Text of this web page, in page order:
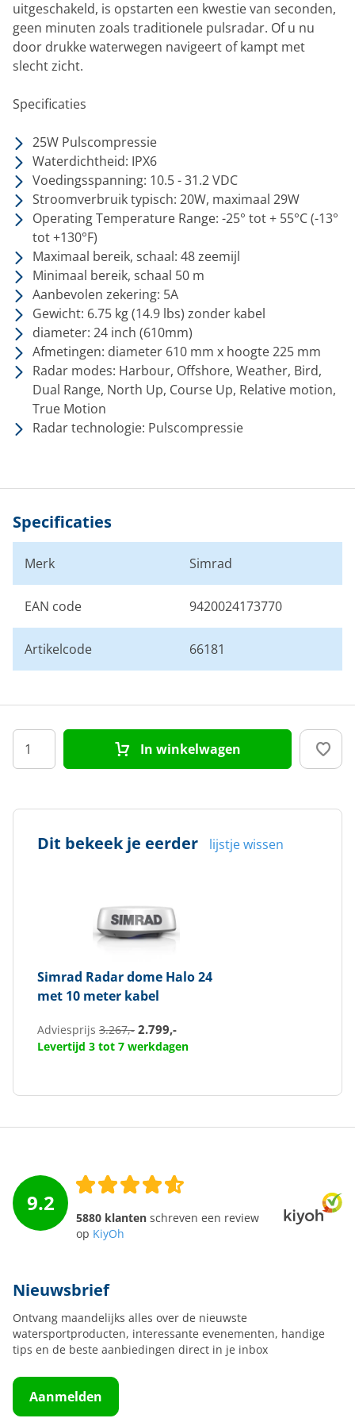
uitgeschakeld, is opstarten een kwestie van seconden,
geen minuten zoals traditionele pulsradar. Of u nu
door drukke waterwegen navigeert of kampt met
slecht zicht.
Specificaties
25W Pulscompressie
Waterdichtheid: IPX6
Voedingsspanning: 10.5 - 31.2 VDC
Stroomverbruik typisch: 20W, maximaal 29W
Operating Temperature Range: -25° tot + 55°C (-13°
tot +130°F)
Maximaal bereik, schaal: 48 zeemijl
Minimaal bereik, schaal 50 m
Aanbevolen zekering: 5A
Gewicht: 6.75 kg (14.9 lbs) zonder kabel
diameter: 24 inch (610mm)
Afmetingen: diameter 610 mm x hoogte 225 mm
Radar modes: Harbour, Offshore, Weather, Bird,
Dual Range, North Up, Course Up, Relative motion,
True Motion
Radar technologie: Pulscompressie
Specificaties
Merk Simrad
EAN code 9420024173770
Artikelcode 66181
In winkelwagen
Dit bekeek je eerder lijstje wissen
Simrad Radar dome Halo 24
met 10 meter kabel
Adviesprijs 3.267,- 2.799,-
Levertijd 3 tot 7 werkdagen
9.2
5880 klanten schreven een review
op KiyOh
Nieuwsbrief
Ontvang maandelijks alles over de nieuwste
watersportproducten, interessante evenementen, handige
tips en de beste aanbiedingen direct in je inbox
Aanmelden